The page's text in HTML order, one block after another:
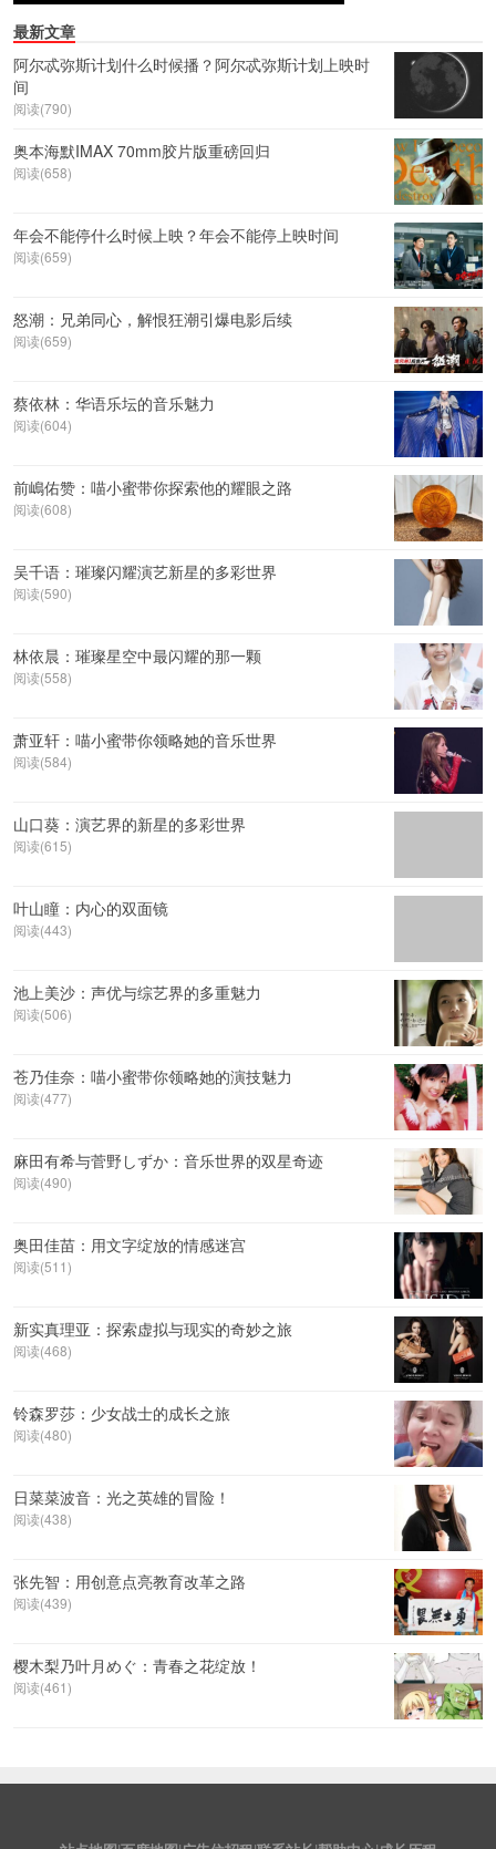
最新文章
阿尔忒弥斯计划什么时候播？阿尔忒弥斯计划上映时
间
阅读(790)
奥本海默IMAX 70mm胶片版重磅回归
阅读(658)
年会不能停什么时候上映？年会不能停上映时间
阅读(659)
怒潮：兄弟同心，解恨狂潮引爆电影后续
阅读(659)
蔡依林：华语乐坛的音乐魅力
阅读(604)
前嶋佑赞：喵小蜜带你探索他的耀眼之路
阅读(608)
吴千语：璀璨闪耀演艺新星的多彩世界
阅读(590)
林依晨：璀璨星空中最闪耀的那一颗
阅读(558)
萧亚轩：喵小蜜带你领略她的音乐世界
阅读(584)
山口葵：演艺界的新星的多彩世界
阅读(615)
叶山瞳：内心的双面镜
阅读(443)
池上美沙：声优与综艺界的多重魅力
阅读(506)
苍乃佳奈：喵小蜜带你领略她的演技魅力
阅读(477)
麻田有希与菅野しずか：音乐世界的双星奇迹
阅读(490)
奥田佳苗：用文字绽放的情感迷宫
阅读(511)
新实真理亚：探索虚拟与现实的奇妙之旅
阅读(468)
铃森罗莎：少女战士的成长之旅
阅读(480)
日菜菜波音：光之英雄的冒险！
阅读(438)
张先智：用创意点亮教育改革之路
阅读(439)
樱木梨乃叶月めぐ：青春之花绽放！
阅读(461)